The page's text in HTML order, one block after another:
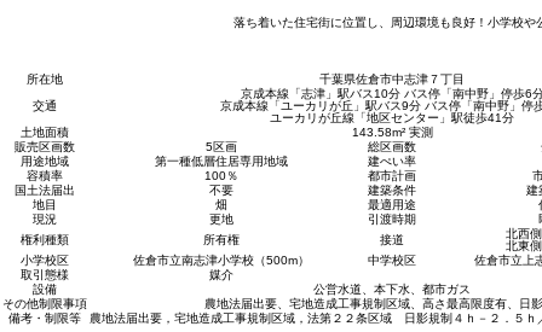
落ち着いた住宅街に位置し、周辺環境も良好！小学校
所在地
千葉県佐倉市中志津７丁目
交通
京成本線「志津」駅バス10分 バス停「南中野」停歩6
京成本線「ユーカリが丘」駅バス9分 バス停「南中野」停
ユーカリが丘線「地区センター」駅徒歩41分
土地面積
143.58m² 実測
販売区画数
5区画 総区画数
用途地域
第一種低層住居専用地域
建ぺい率
容積率
100％ 都市計画
国土法届出
不要 建築条件
建
地目
畑 最適用途
現況
更地 引渡時期
権利種類
所有権 接道
北西
北東
小学校区
佐倉市立南志津小学校（500m） 中学校区
佐倉市立上
取引態様
媒介
設備
公営水道、本下水、都市ガス
その他制限事項
農地法届出要、宅地造成工事規制区域、高さ最高限度有、日
備考・制限等
農地法届出要，宅地造成工事規制区域，法第２２条区域 日影規制４ｈ－２．５